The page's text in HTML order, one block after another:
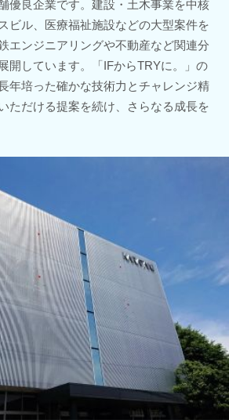
優良企業です。建設・土木事業を中核
ビル、医療福祉施設などの大型案件を
エンジニアリングや不動産など関連分
開しています。「IFからTRYに。」の
年培った確かな技術力とチャレンジ精
ただける提案を続け、さらなる成長を